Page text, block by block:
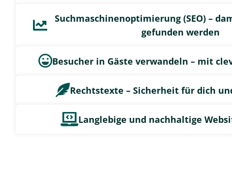
Suchmaschinenoptimierung (SEO) –
gefunden werden
Besucher in Gäste verwandeln – mit
Rechtstexte – Sicherheit für dich
Langlebige und nachhaltige